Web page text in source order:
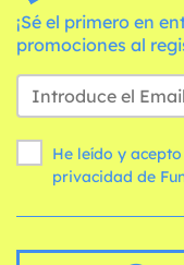
¡Sé el primero en
promociones al
He leído y
privacidad de